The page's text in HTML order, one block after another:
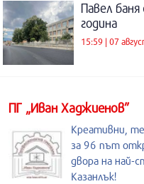
Павел
година
15:59 | 07
ПГ „Иван Хаджиенов”
Креативни,
за 96 път
двора на най-
Казанлък!